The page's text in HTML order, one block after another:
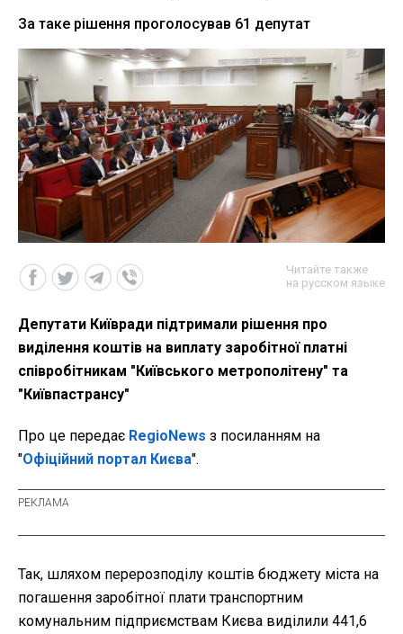
За таке рішення проголосував 61 депутат
Читайте также
на русском языке
Депутати Київради підтримали рішення про
виділення коштів на виплату заробітної платні
співробітникам "Київського метрополітену" та
"Київпастрансу"
Про це передає RegioNews з посиланням на
"Офіційний портал Києва".
Так, шляхом перерозподілу коштів бюджету міста на
погашення заробітної плати транспортним
комунальним підприємствам Києва виділили 441,6